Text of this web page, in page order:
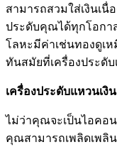
สามารถสวมใส่เงินเนื่
ประดับคุณได้ทุกโอกา
โลหะมีค่าเช่นทองดูเห
ทันสมัยที่เครื่องประดับ
เครื่องประดับแหวนเงิ
ไม่ว่าคุณจะเป็นไอคอ
คุณสามารถเพลิดเพลิ